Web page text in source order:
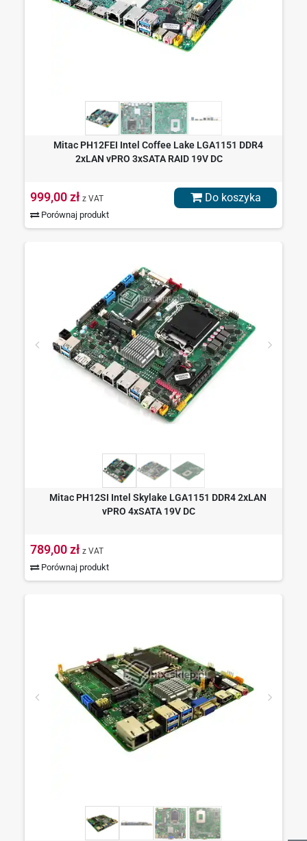
Mitac PH12FEI Intel Coffee Lake LGA1151 DDR4
2xLAN vPRO 3xSATA RAID 19V DC
999,00 zł z VAT
Porównaj produkt
Do koszyka
Mitac PH12SI Intel Skylake LGA1151 DDR4 2xLAN
vPRO 4xSATA 19V DC
789,00 zł z VAT
Porównaj produkt